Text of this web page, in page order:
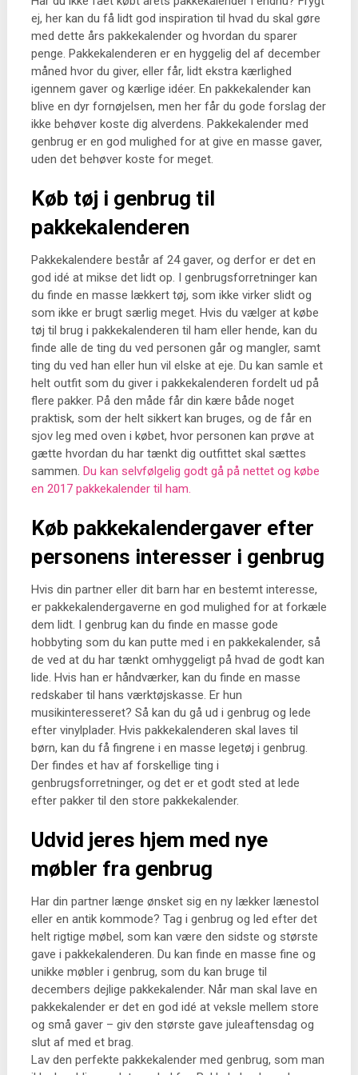
ej, her kan du få lidt god inspiration til hvad du skal gøre
med dette års pakkekalender og hvordan du sparer
penge. Pakkekalenderen er en hyggelig del af december
måned hvor du giver, eller får, lidt ekstra kærlighed
igennem gaver og kærlige idéer. En pakkekalender kan
blive en dyr fornøjelsen, men her får du gode forslag der
ikke behøver koste dig alverdens. Pakkekalender med
genbrug er en god mulighed for at give en masse gaver,
uden det behøver koste for meget.
Køb tøj i genbrug til
pakkekalenderen
Pakkekalendere består af 24 gaver, og derfor er det en
god idé at mikse det lidt op. I genbrugsforretninger kan
du finde en masse lækkert tøj, som ikke virker slidt og
som ikke er brugt særlig meget. Hvis du vælger at købe
tøj til brug i pakkekalenderen til ham eller hende, kan du
finde alle de ting du ved personen går og mangler, samt
ting du ved han eller hun vil elske at eje. Du kan samle et
helt outfit som du giver i pakkekalenderen fordelt ud på
flere pakker. På den måde får din kære både noget
praktisk, som der helt sikkert kan bruges, og de får en
sjov leg med oven i købet, hvor personen kan prøve at
gætte hvordan du har tænkt dig outfittet skal sættes
sammen. Du kan selvfølgelig godt gå på nettet og købe
en 2017 pakkekalender til ham.
Køb pakkekalendergaver efter
personens interesser i genbrug
Hvis din partner eller dit barn har en bestemt interesse,
er pakkekalendergaverne en god mulighed for at forkæle
dem lidt. I genbrug kan du finde en masse gode
hobbyting som du kan putte med i en pakkekalender, så
de ved at du har tænkt omhyggeligt på hvad de godt kan
lide. Hvis han er håndværker, kan du finde en masse
redskaber til hans værktøjskasse. Er hun
musikinteresseret? Så kan du gå ud i genbrug og lede
efter vinylplader. Hvis pakkekalenderen skal laves til
børn, kan du få fingrene i en masse legetøj i genbrug.
Der findes et hav af forskellige ting i
genbrugsforretninger, og det er et godt sted at lede
efter pakker til den store pakkekalender.
Udvid jeres hjem med nye
møbler fra genbrug
Har din partner længe ønsket sig en ny lækker lænestol
eller en antik kommode? Tag i genbrug og led efter det
helt rigtige møbel, som kan være den sidste og største
gave i pakkekalenderen. Du kan finde en masse fine og
unikke møbler i genbrug, som du kan bruge til
decembers dejlige pakkekalender. Når man skal lave en
pakkekalender er det en god idé at veksle mellem store
og små gaver – giv den største gave juleaftensdag og
slut af med et brag.
Lav den perfekte pakkekalender med genbrug, som man